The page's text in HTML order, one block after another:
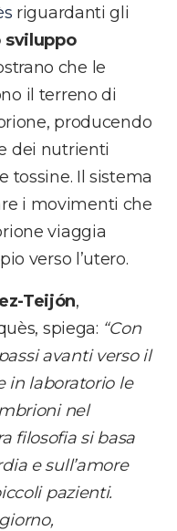
riguardanti gli
sviluppo
che le
il terreno di
producendo
dei nutrienti
tossine. Il sistema
i movimenti che
viaggia
verso l’utero.
Teijón,
spiega: “Con
avanti verso il
in laboratorio le
nel
filosofia si basa
e sull’amore
pazienti.